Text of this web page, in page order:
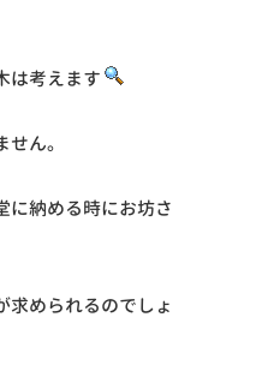
は考えます
ん。
に納める時にお坊さ
められるのでしょ